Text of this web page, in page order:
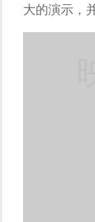
大的演示，